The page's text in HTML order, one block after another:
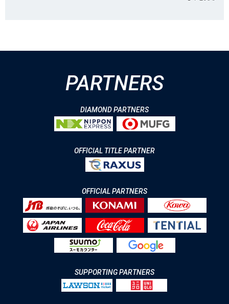
PARTNERS
DIAMOND PARTNERS
OFFICIAL TITLE PARTNER
OFFICIAL PARTNERS
SUPPORTING PARTNERS